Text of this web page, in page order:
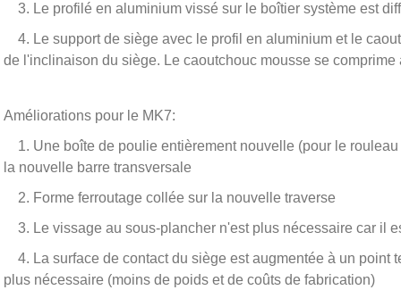
3. Le profilé en aluminium vissé sur le boîtier système est
4. Le support de siège avec le profil en aluminium et le
de l'inclinaison du siège. Le caoutchouc mousse se comprime
Améliorations pour le MK7:
1. Une boîte de poulie entièrement nouvelle (pour le
la nouvelle barre transversale
2. Forme ferroutage collée sur la nouvelle traverse
3. Le vissage au sous-plancher n'est plus nécessaire car il
4. La surface de contact du siège est augmentée à un point
plus nécessaire (moins de poids et de coûts de fabrication)